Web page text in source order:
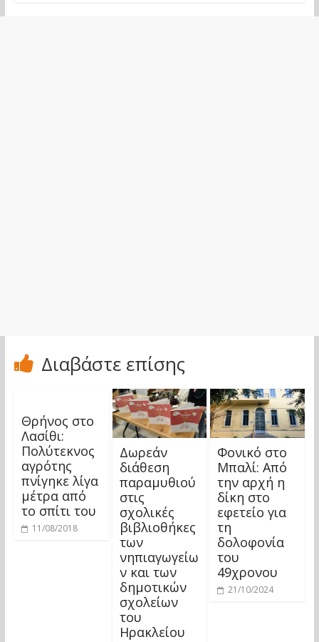
Διαβάστε επίσης
Θρήνος στο
Λασίθι:
Πολύτεκνος
αγρότης
πνίγηκε λίγα
μέτρα από
το σπίτι του
11/08/2018
Δωρεάν
διάθεση
παραμυθιού
στις
σχολικές
βιβλιοθήκες
των
νηπιαγωγείω
ν και των
δημοτικών
σχολείων
του
Ηρακλείου
Φονικό στο
Μπαλί: Από
την αρχή η
δίκη στο
εφετείο για
τη
δολοφονία
του
49χρονου
21/10/2024